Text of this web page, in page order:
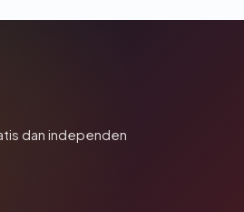
dan independen